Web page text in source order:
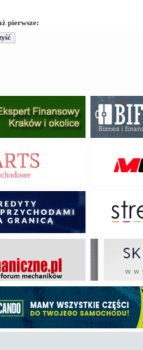
pierwsze: